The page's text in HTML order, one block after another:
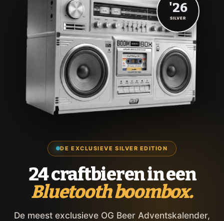
DE EXCLUSIEVE SILVER EDITION
24 craftbieren in een
Bluetooth boombox.
De meest exclusieve OG Beer Adventskalender,
'26
SILVER